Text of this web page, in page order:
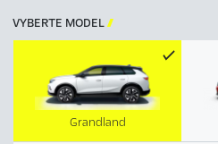
VYBERTE MODEL
Grandland